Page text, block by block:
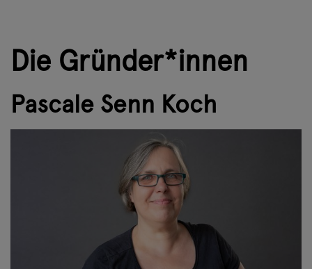
Die Gründer*innen
Pascale Senn Koch